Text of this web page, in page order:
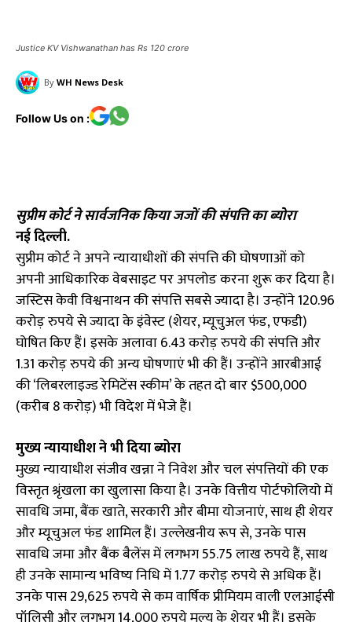
Justice KV Vishwanathan has Rs 120 crore
By WH News Desk
Follow Us on :
सुप्रीम कोर्ट ने सार्वजनिक किया जजों की संपत्ति का ब्योरा
नई दिल्ली.
सुप्रीम कोर्ट ने अपने न्यायाधीशों की संपत्ति की घोषणाओं को
अपनी आधिकारिक वेबसाइट पर अपलोड करना शुरू कर दिया है।
जस्टिस केवी विश्वनाथन की संपत्ति सबसे ज्यादा है। उन्होंने 120.96
करोड़ रुपये से ज्यादा के इंवेस्ट (शेयर, म्यूचुअल फंड, एफडी)
घोषित किए हैं। इसके अलावा 6.43 करोड़ रुपये की संपत्ति और
1.31 करोड़ रुपये की अन्य घोषणाएं भी की हैं। उन्होंने आरबीआई
की ‘लिबरलाइज्ड रेमिटेंस स्कीम’ के तहत दो बार $500,000
(करीब ₹8 करोड़) भी विदेश में भेजे हैं।
मुख्य न्यायाधीश ने भी दिया ब्योरा
मुख्य न्यायाधीश संजीव खन्ना ने निवेश और चल संपत्तियों की एक
विस्तृत श्रृंखला का खुलासा किया है। उनके वित्तीय पोर्टफोलियो में
सावधि जमा, बैंक खाते, सरकारी और बीमा योजनाएं, साथ ही शेयर
और म्यूचुअल फंड शामिल हैं। उल्लेखनीय रूप से, उनके पास
सावधि जमा और बैंक बैलेंस में लगभग 55.75 लाख रुपये हैं, साथ
ही उनके सामान्य भविष्य निधि में 1.77 करोड़ रुपये से अधिक हैं।
उनके पास 29,625 रुपये से कम वार्षिक प्रीमियम वाली एलआईसी